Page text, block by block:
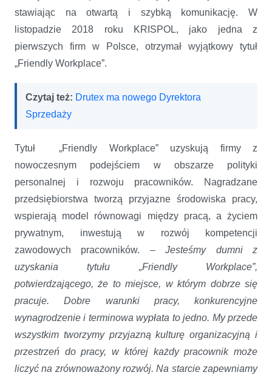
stawiając na otwartą i szybką komunikację. W
listopadzie 2018 roku KRISPOL, jako jedna z
pierwszych firm w Polsce, otrzymał wyjątkowy tytuł
„Friendly Workplace”.
Czytaj też: Drutex ma nowego Dyrektora
Sprzedaży
Tytuł „Friendly Workplace” uzyskują firmy z
nowoczesnym podejściem w obszarze polityki
personalnej i rozwoju pracowników. Nagradzane
przedsiębiorstwa tworzą przyjazne środowiska pracy,
wspierają model równowagi między pracą, a życiem
prywatnym, inwestują w rozwój kompetencji
zawodowych pracowników. –Jesteśmy dumni z
uzyskania tytułu „Friendly Workplace”,
potwierdzającego, że to miejsce, w którym dobrze się
pracuje. Dobre warunki pracy, konkurencyjne
wynagrodzenie i terminowa wypłata to jedno. My przede
wszystkim tworzymy przyjazną kulturę organizacyjną i
przestrzeń do pracy, w której każdy pracownik może
liczyć na zrównoważony rozwój. Na starcie zapewniamy